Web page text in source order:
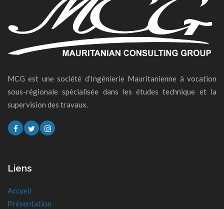
MCG est une société d’Ingénierie Mauritanienne à vocation
sous-régionale spécialisée dans les études technique et la
supervision des travaux.
Liens
Accueil
Présentation